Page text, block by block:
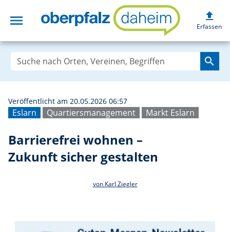
menu Barrierefrei
upload
Erfassen
search
Eslarn Quartiersmanagement Markt Eslarn
Veröffentlicht am 20.05.2026 06:57
Barrierefrei wohnen –
Zukunft sicher gestalten
von Karl Ziegler